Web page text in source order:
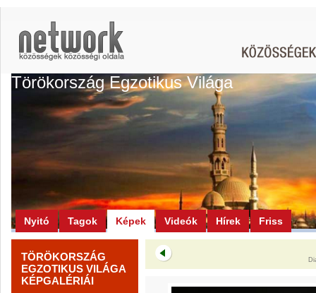
Törökország Egzotikus Világa
Nyitó Tagok Képek Videók Hírek Friss
TÖRÖKORSZÁG
EGZOTIKUS VILÁGA
KÉPGALÉRIÁI